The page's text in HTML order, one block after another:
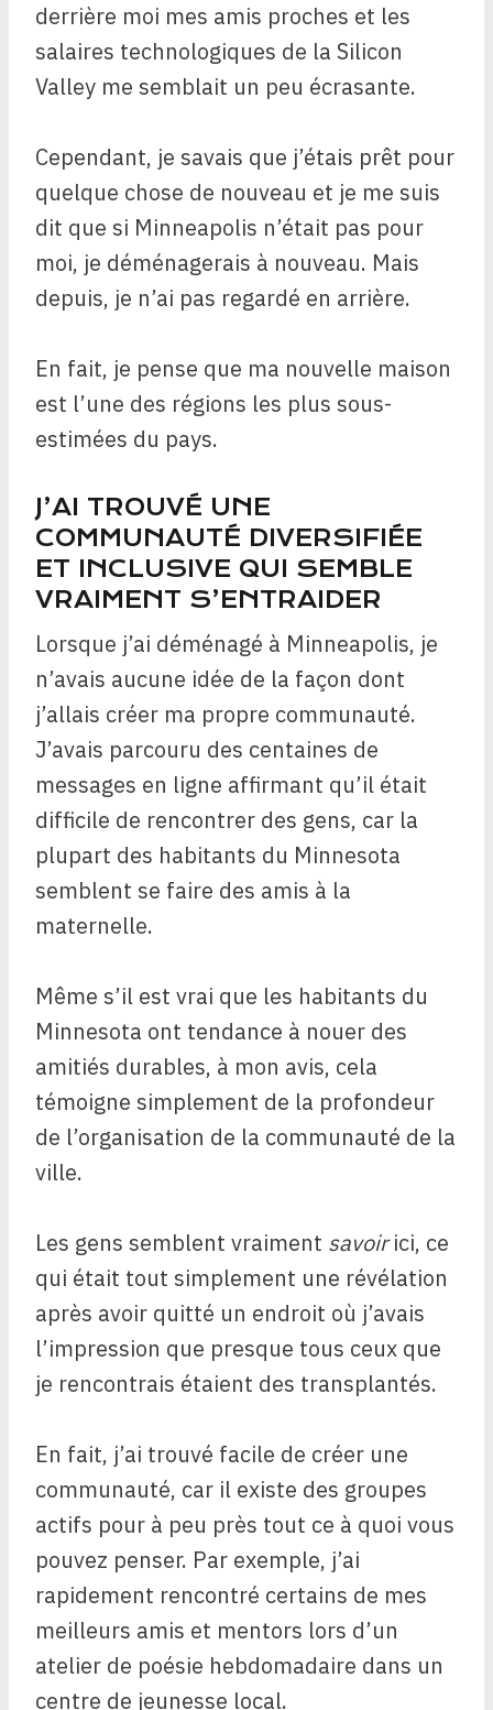
derrière moi mes amis proches et les
salaires technologiques de la Silicon
Valley me semblait un peu écrasante.
Cependant, je savais que j’étais prêt pour
quelque chose de nouveau et je me suis
dit que si Minneapolis n’était pas pour
moi, je déménagerais à nouveau. Mais
depuis, je n’ai pas regardé en arrière.
En fait, je pense que ma nouvelle maison
est l’une des régions les plus sous-
estimées du pays.
J’AI TROUVÉ UNE
COMMUNAUTÉ DIVERSIFIÉE
ET INCLUSIVE QUI SEMBLE
VRAIMENT S’ENTRAIDER
Lorsque j’ai déménagé à Minneapolis, je
n’avais aucune idée de la façon dont
j’allais créer ma propre communauté.
J’avais parcouru des centaines de
messages en ligne affirmant qu’il était
difficile de rencontrer des gens, car la
plupart des habitants du Minnesota
semblent se faire des amis à la
maternelle.
Même s’il est vrai que les habitants du
Minnesota ont tendance à nouer des
amitiés durables, à mon avis, cela
témoigne simplement de la profondeur
de l’organisation de la communauté de la
ville.
Les gens semblent vraiment savoirici, ce
qui était tout simplement une révélation
après avoir quitté un endroit où j’avais
l’impression que presque tous ceux que
je rencontrais étaient des transplantés.
En fait, j’ai trouvé facile de créer une
communauté, car il existe des groupes
actifs pour à peu près tout ce à quoi vous
pouvez penser. Par exemple, j’ai
rapidement rencontré certains de mes
meilleurs amis et mentors lors d’un
atelier de poésie hebdomadaire dans un
centre de jeunesse local.